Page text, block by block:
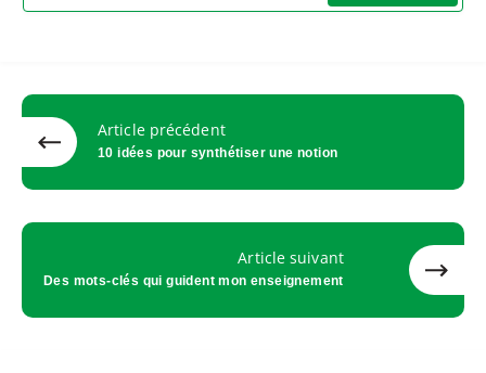
Article précédent
10 idées pour synthétiser une notion
Article suivant
Des mots-clés qui guident mon enseignement